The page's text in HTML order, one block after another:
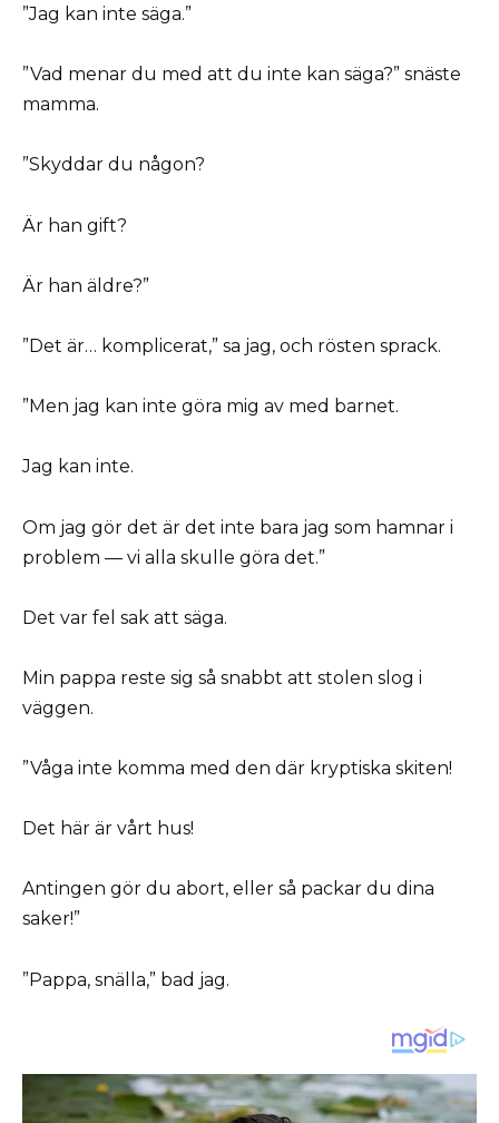
”Jag kan inte säga.”
”Vad menar du med att du inte kan säga?” snäste
mamma.
”Skyddar du någon?
Är han gift?
Är han äldre?”
”Det är… komplicerat,” sa jag, och rösten sprack.
”Men jag kan inte göra mig av med barnet.
Jag kan inte.
Om jag gör det är det inte bara jag som hamnar i
problem — vi alla skulle göra det.”
Det var fel sak att säga.
Min pappa reste sig så snabbt att stolen slog i
väggen.
”Våga inte komma med den där kryptiska skiten!
Det här är vårt hus!
Antingen gör du abort, eller så packar du dina
saker!”
”Pappa, snälla,” bad jag.